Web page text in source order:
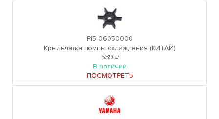
F15-06050000
Крыльчатка помпы охлаждения (КИТАЙ)
539 Р
В наличии
ПОСМОТРЕТЬ